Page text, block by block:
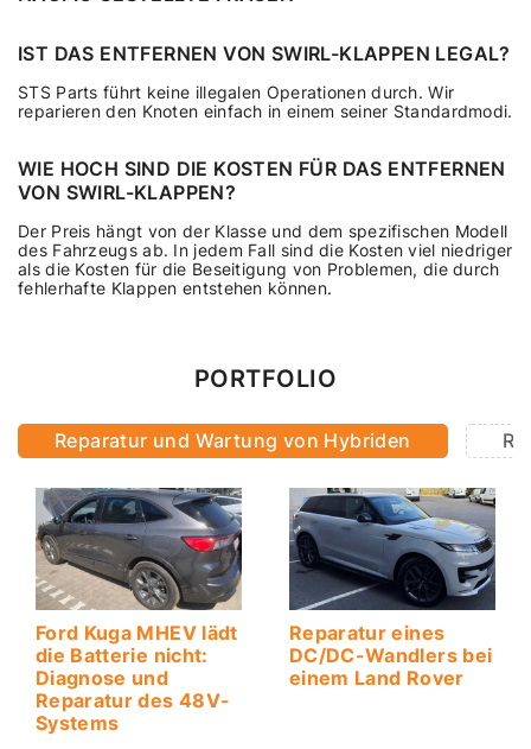
IST DAS ENTFERNEN VON SWIRL-KLAPPEN LEGAL?
STS Parts führt keine illegalen Operationen durch. Wir
reparieren den Knoten einfach in einem seiner Standardmodi.
WIE HOCH SIND DIE KOSTEN FÜR DAS ENTFERNEN
VON SWIRL-KLAPPEN?
Der Preis hängt von der Klasse und dem spezifischen Modell
des Fahrzeugs ab. In jedem Fall sind die Kosten viel niedriger
als die Kosten für die Beseitigung von Problemen, die durch
fehlerhafte Klappen entstehen können.
PORTFOLIO
Reparatur und Wartung von Hybriden
Ford Kuga MHEV lädt
die Batterie nicht:
Diagnose und
Reparatur des 48V-
Systems
Reparatur eines
DC/DC-Wandlers bei
einem Land Rover